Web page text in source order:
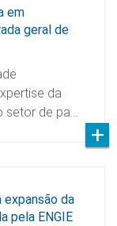
em
geral de
da
setor de pa…
expansão da
pela ENGIE